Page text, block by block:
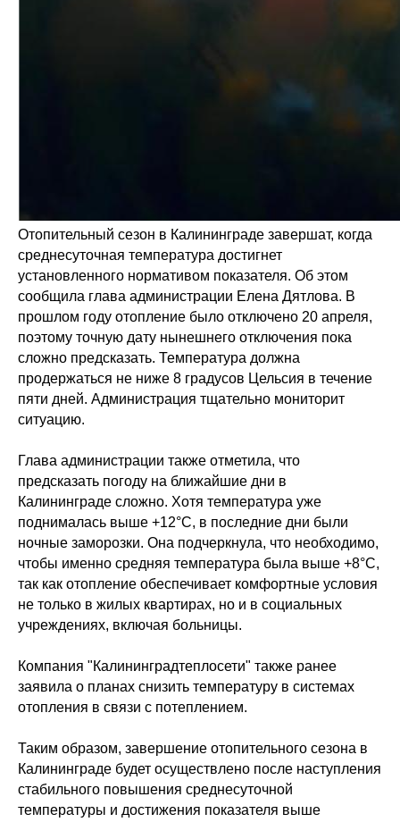
Отопительный сезон в Калининграде завершат, когда
среднесуточная температура достигнет
установленного нормативом показателя. Об этом
сообщила глава администрации Елена Дятлова. В
прошлом году отопление было отключено 20 апреля,
поэтому точную дату нынешнего отключения пока
сложно предсказать. Температура должна
продержаться не ниже 8 градусов Цельсия в течение
пяти дней. Администрация тщательно мониторит
ситуацию.
Глава администрации также отметила, что
предсказать погоду на ближайшие дни в
Калининграде сложно. Хотя температура уже
поднималась выше +12°C, в последние дни были
ночные заморозки. Она подчеркнула, что необходимо,
чтобы именно средняя температура была выше +8°C,
так как отопление обеспечивает комфортные условия
не только в жилых квартирах, но и в социальных
учреждениях, включая больницы.
Компания "Калининградтеплосети" также ранее
заявила о планах снизить температуру в системах
отопления в связи с потеплением.
Таким образом, завершение отопительного сезона в
Калининграде будет осуществлено после наступления
стабильного повышения среднесуточной
температуры и достижения показателя выше